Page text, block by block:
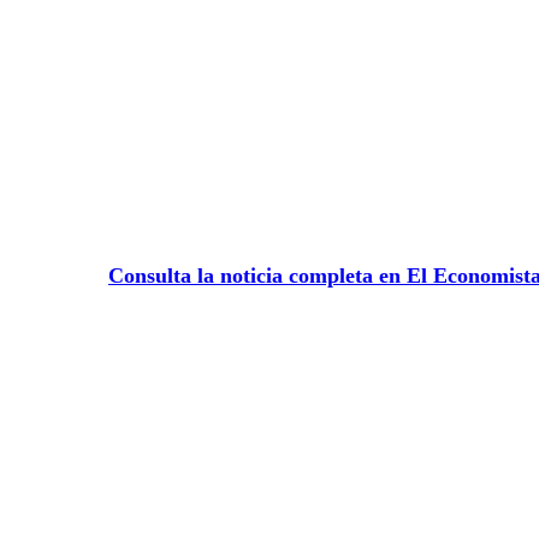
Consulta la noticia completa en El